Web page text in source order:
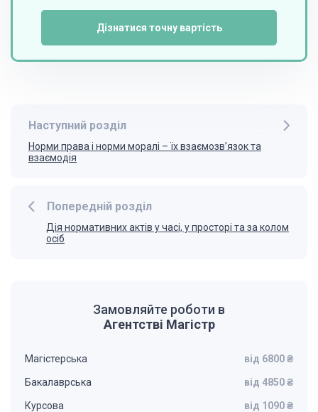
Дізнатися точну вартість
Попередній розділ
Дiя нормативних актiв у часi, у просторi та за колом
осiб
Наступний розділ
Норми права і норми моралі – їх взаємозв’язок та
взаємодія
Замовляйте роботи в
Агентстві Магістр
Магістерська від 6800 ₴
Бакалаврська від 4850 ₴
Курсова від 1090 ₴